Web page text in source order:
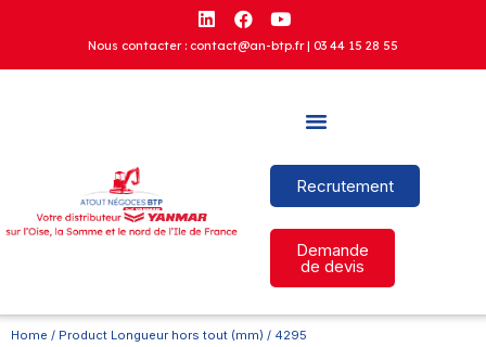
Nous contacter : contact@an-btp.fr | 03 44 15 28 55
Recrutement
Demande
de devis
Home / Product Longueur hors tout (mm) / 4295